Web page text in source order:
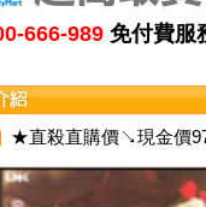
666-989 免付費
★直殺直購價↘現金價